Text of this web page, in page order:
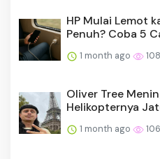
HP Mulai Lemot
Penuh? Coba 5
1 month ago 108
Oliver Tree
Helikopternya
1 month ago 106